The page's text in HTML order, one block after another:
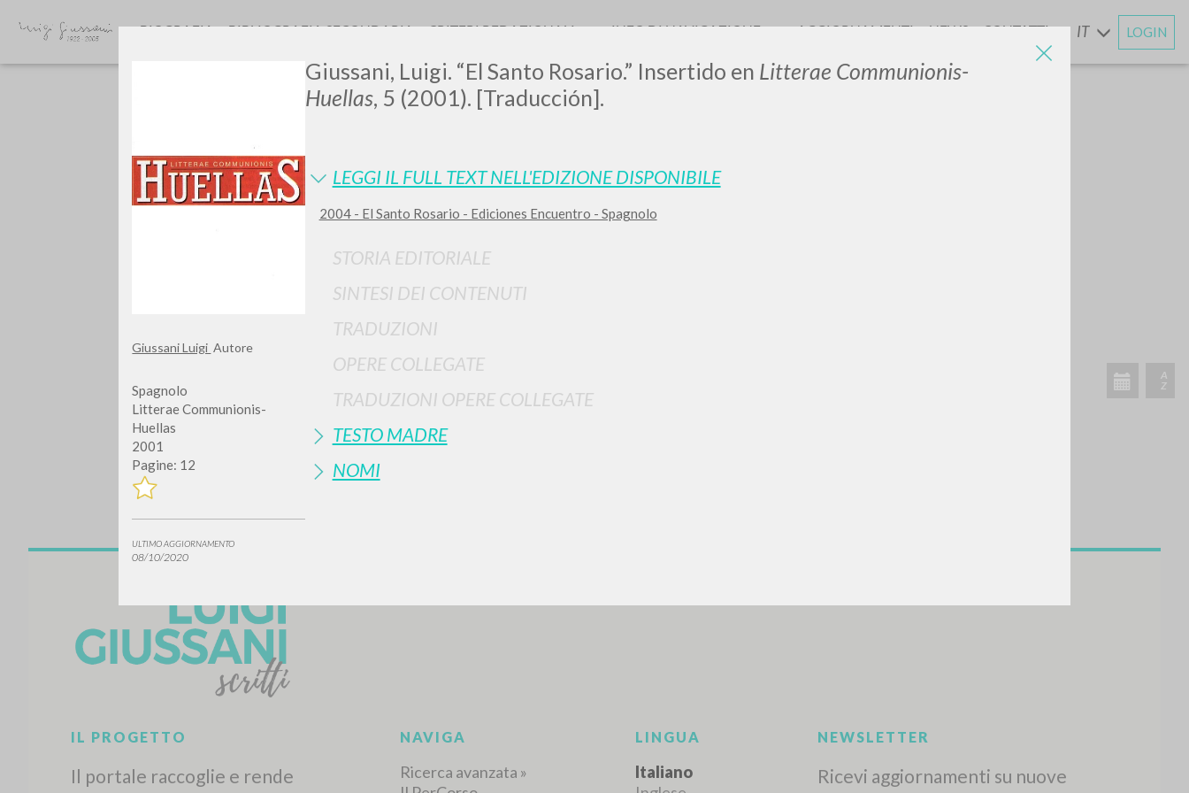
Giussani Luigi Autore
Spagnolo
Litterae Communionis-
Huellas
2001
Pagine: 12
ULTIMO AGGIORNAMENTO
08/10/2020
Giussani, Luigi. “El Santo Rosario.” Insertido en Litterae Communionis-
Huellas, 5 (2001). [Traducción].
LEGGI IL FULL TEXT NELL'EDIZIONE DISPONIBILE
2004 - El Santo Rosario - Ediciones Encuentro - Spagnolo
STORIA EDITORIALE
SINTESI DEI CONTENUTI
TRADUZIONI
OPERE COLLEGATE
TRADUZIONI OPERE COLLEGATE
TESTO MADRE
NOMI
LUIGI
GIUSSANI
scritti
BIOGRAFIA BIBLIOGRAFIA SECONDARIA CRITERI REDAZIONALI INFO DI NAVIGAZIONE AGGIORNAMENTIENEWS CONTATTI IT LOGIN
TIPOLOGIA OPERA